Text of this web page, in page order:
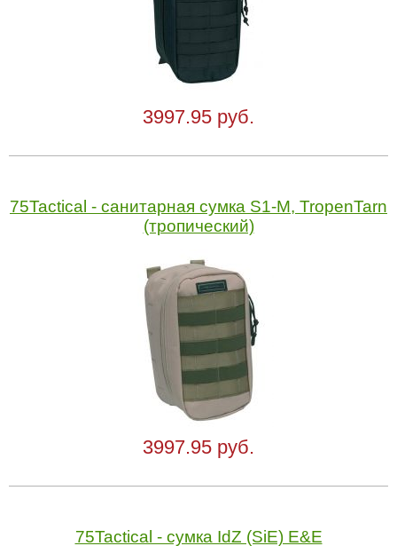
3997.95 руб.
75Tactical - cанитарная сумка S1-M, TropenTarn
(тропический)
3997.95 руб.
75Tactical - cумка IdZ (SiE) E&E